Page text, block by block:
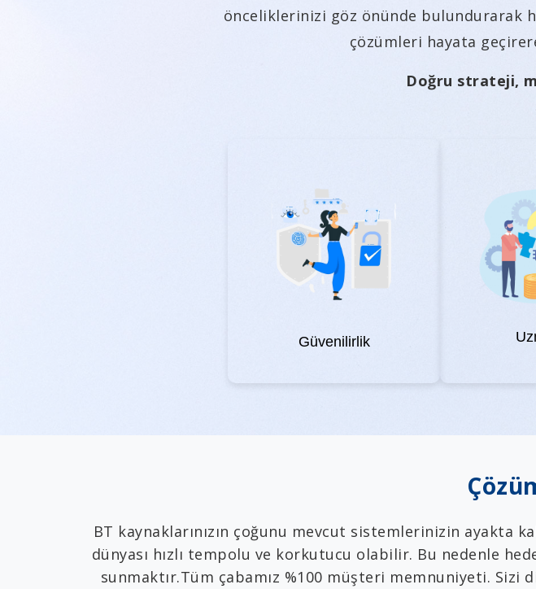
önceliklerinizi göz önünde bulundurarak
çözümleri hayata
Doğru strateji,
Güvenilirlik
BT kaynaklarınızın çoğunu mevcut sistemlerinizin ayakta
dünyası hızlı tempolu ve korkutucu olabilir. Bu nedenle
sunmaktır.Tüm çabamız %100 müşteri memnuniyeti.